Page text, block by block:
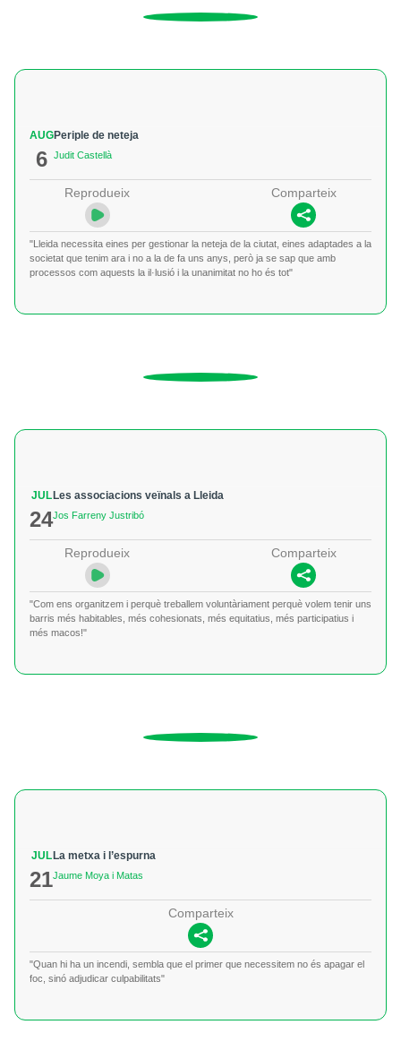
AUG
6
Periple de neteja
Judit Castellà
Reprodueix Comparteix
"Lleida necessita eines per gestionar la neteja de la ciutat, eines adaptades a la
societat que tenim ara i no a la de fa uns anys, però ja se sap que amb
processos com aquests la il·lusió i la unanimitat no ho és tot"
JUL
24
Les associacions veïnals a Lleida
Jos Farreny Justribó
Reprodueix Comparteix
"Com ens organitzem i perquè treballem voluntàriament perquè volem tenir uns
barris més habitables, més cohesionats, més equitatius, més participatius i
més macos!"
JUL
21
La metxa i l’espurna
Jaume Moya i Matas
Comparteix
"Quan hi ha un incendi, sembla que el primer que necessitem no és apagar el
foc, sinó adjudicar culpabilitats"